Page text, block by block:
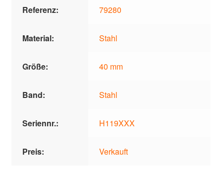
Referenz: 79280
Material: Stahl
Größe: 40 mm
Band: Stahl
Seriennr.: H119XXX
Preis: Verkauft